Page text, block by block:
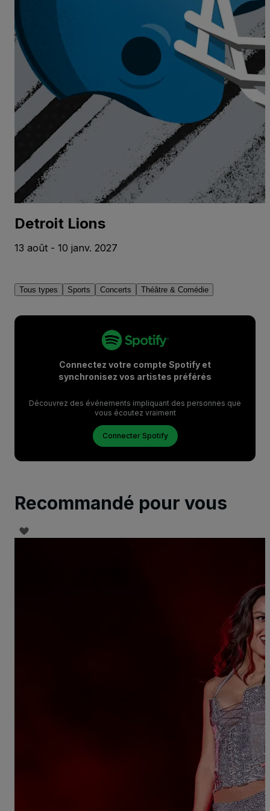
Detroit Lions
13 août - 10 janv. 2027
Tous types Sports Concerts Théâtre & Comédie
Connectez votre compte Spotify et
synchronisez vos artistes préférés
Découvrez des événements impliquant des personnes que
vous écoutez vraiment
Connecter Spotify
Recommandé pour vous